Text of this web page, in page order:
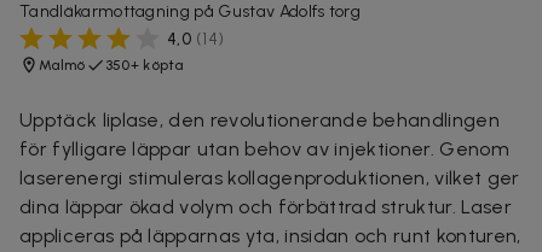
Tandläkarmottagning på Gustav Adolfs torg
4,0 (14)
Malmö 350+ köpta
Upptäck liplase, den revolutionerande behandlingen
för fylligare läppar utan behov av injektioner. Genom
laserenergi stimuleras kollagenproduktionen, vilket ger
dina läppar ökad volym och förbättrad struktur. Laser
appliceras på läpparnas yta, insidan och runt konturen,